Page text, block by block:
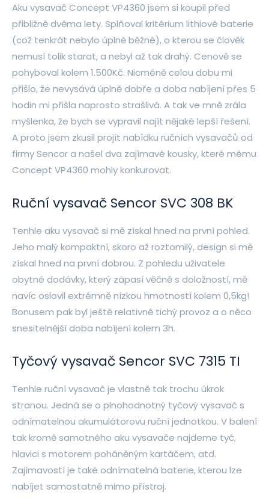
Aku vysavač Concept VP4360 jsem si koupil před
přibližně dvěma lety. Splňoval kritérium lithiové baterie
(což tenkrát nebylo úplně běžné), o kterou se člověk
nemusí tolik starat, a nebyl až tak drahý. Cenově se
pohyboval kolem 1.500Kč. Nicméně celou dobu mi
přišlo, že nevysává úplně dobře a doba nabíjení přes 5
hodin mi přišla naprosto strašlivá. A tak ve mně zrála
myšlenka, že bych se vypravil najít nějaké lepší řešení.
A proto jsem zkusil projít nabídku ručních vysavačů od
firmy Sencor a našel dva zajímavé kousky, které mému
Concept VP4360 mohly konkurovat.
Ruční vysavač Sencor SVC 308 BK
Tenhle aku vysavač si mě získal hned na první pohled.
Jeho malý kompaktní, skoro až roztomilý, design si mě
získal hned na první dobrou. Z pohledu uživatele
obytné dodávky, který zápasí věčně s doložností, mě
navíc oslovil extrémně nízkou hmotností kolem 0,5kg!
Bonusem pak byl ještě relativně tichý provoz a o něco
snesitelnější doba nabíjení kolem 3h.
Tyčový vysavač Sencor SVC 7315 TI
Tenhle ruční vysavač je vlastně tak trochu úkrok
stranou. Jedná se o plnohodnotný tyčový vysavač s
odnímatelnou akumulátorovu ruční jednotkou. V balení
tak kromě samotného aku vysavače najdeme tyč,
hlavici s motorem poháněným kartáčem, atd.
Zajímavostí je také odnímatelná baterie, kterou lze
nabíjet samostatně mimo přístroj.